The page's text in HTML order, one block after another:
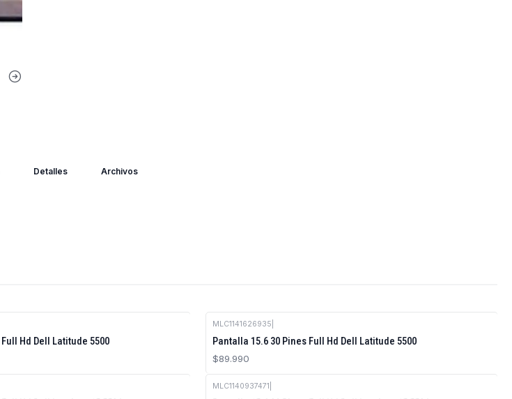
Detalles Archivos
Hd Dell Latitude 5500
MLC1141626935
Pantalla 15.6 30 Pines Full Hd Dell Latitude 5500
$89.990
MLC1140937471